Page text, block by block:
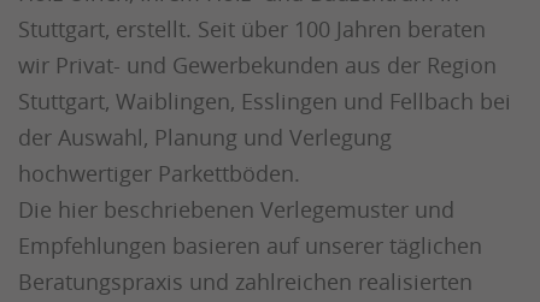
Stuttgart, erstellt. Seit über 100 Jahren beraten
wir Privat- und Gewerbekunden aus der Region
Stuttgart, Waiblingen, Esslingen und Fellbach bei
der Auswahl, Planung und Verlegung
hochwertiger Parkettböden.
Die hier beschriebenen Verlegemuster und
Empfehlungen basieren auf unserer täglichen
Beratungspraxis und zahlreichen realisierten